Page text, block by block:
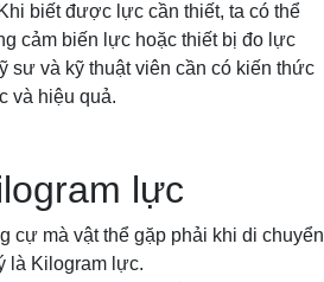
biết được lực cần thiết, ta có thể
cảm biến lực hoặc thiết bị đo lực
sư và kỹ thuật viên cần có kiến thức
và hiệu quả.
lực
mà vật thể gặp phải khi di chuyển
là Kilogram lực.